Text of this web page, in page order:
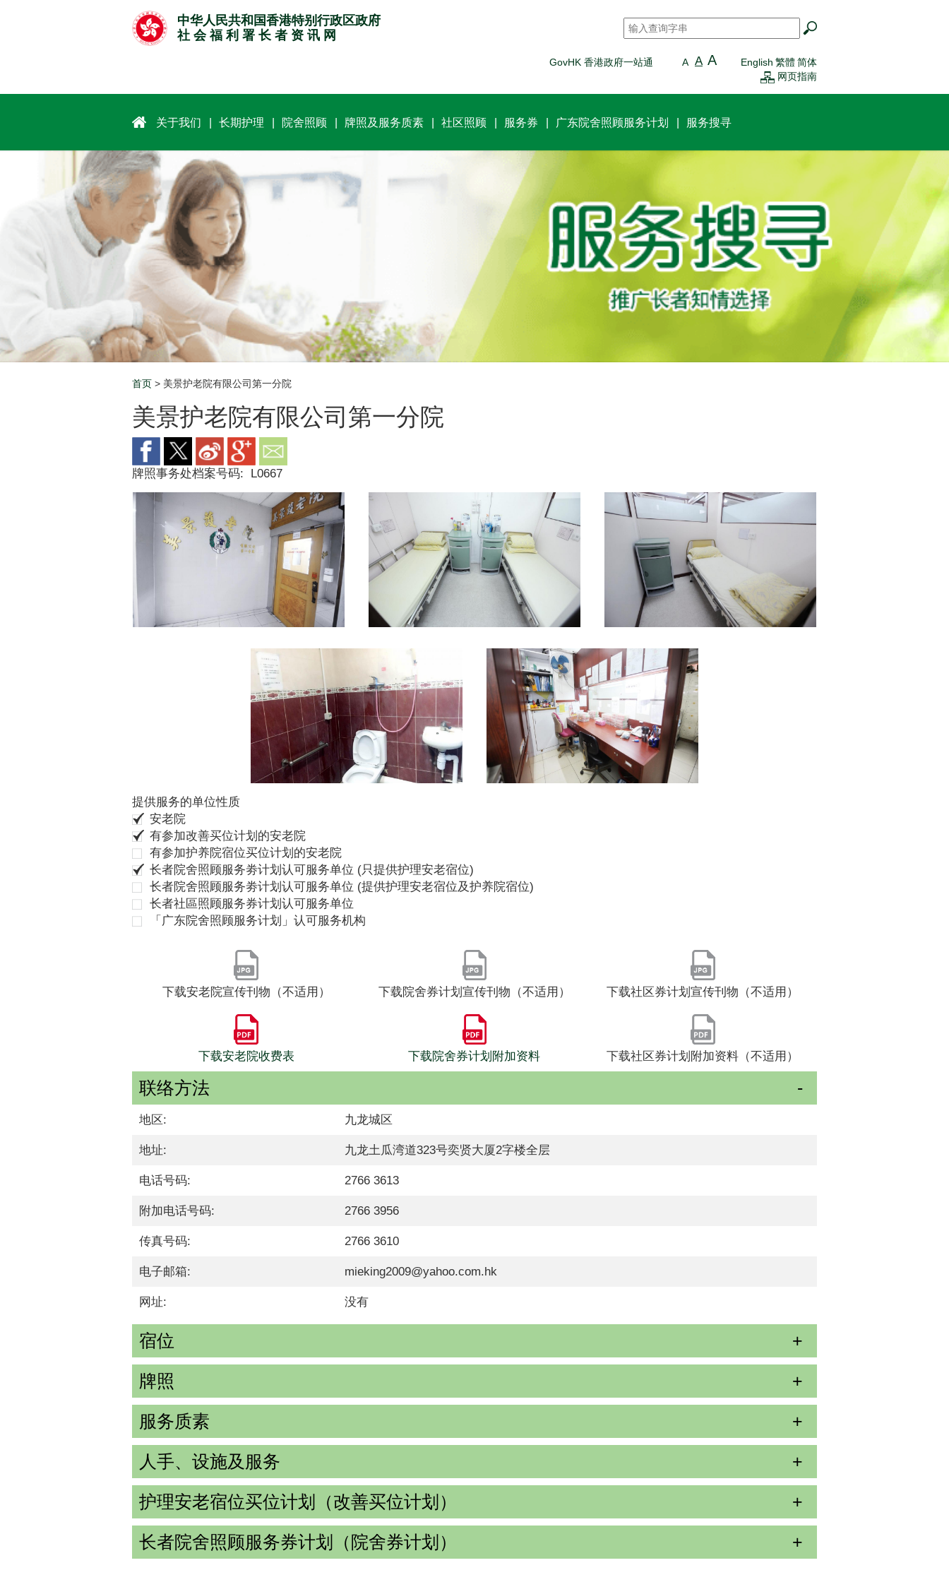
中华人民共和国香港特别行政区政府
社 会 福 利 署 长 者 资 讯 网
搜寻 *
GovHK 香港政府一站通 A A A English 繁體 简体
网页指南
关于我们 长期护理 院舍照顾 牌照及服务质素 社区照顾 服务券 广东院舍照顾服务计划 服务搜寻
Breadcrumb
首页 > 美景护老院有限公司第一分院
美景护老院有限公司第一分院
牌照事务处档案号码: L0667
提供服务的单位性质
安老院
有参加改善买位计划的安老院
有参加护养院宿位买位计划的安老院
长者院舍照顾服务劵计划认可服务单位 (只提供护理安老宿位)
长者院舍照顾服务劵计划认可服务单位 (提供护理安老宿位及护养院宿位)
长者社區照顾服务券计划认可服务单位
「广东院舍照顾服务计划」认可服务机构
下载安老院宣传刊物（不适用） 下载院舍券计划宣传刊物（不适用） 下载社区券计划宣传刊物（不适用）
下载安老院收费表 下载院舍券计划附加资料 下载社区券计划附加资料（不适用）
联络方法
地区: 九龙城区
地址: 九龙土瓜湾道323号奕贤大厦2字楼全层
电话号码: 2766 3613
附加电话号码: 2766 3956
传真号码: 2766 3610
电子邮箱: mieking2009@yahoo.com.hk
网址: 没有
宿位
牌照
服务质素
人手、设施及服务
护理安老宿位买位计划（改善买位计划）
长者院舍照顾服务券计划（院舍券计划）